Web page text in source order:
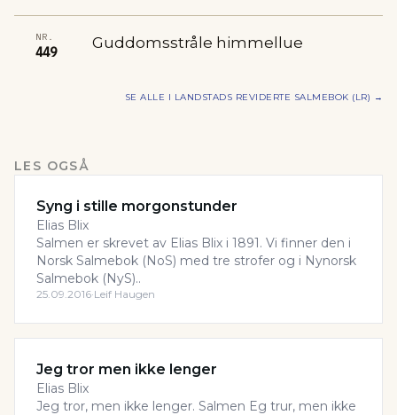
NR.
449
Guddomsstråle himmellue
SE ALLE I LANDSTADS REVIDERTE SALMEBOK (LR) →
LES OGSÅ
Syng i stille morgonstunder
Elias Blix
Salmen er skrevet av Elias Blix i 1891. Vi finner den i
Norsk Salmebok (NoS) med tre strofer og i Nynorsk
Salmebok (NyS)..
25.09.2016·Leif Haugen
Jeg tror men ikke lenger
Elias Blix
Jeg tror, men ikke lenger. Salmen Eg trur, men ikke